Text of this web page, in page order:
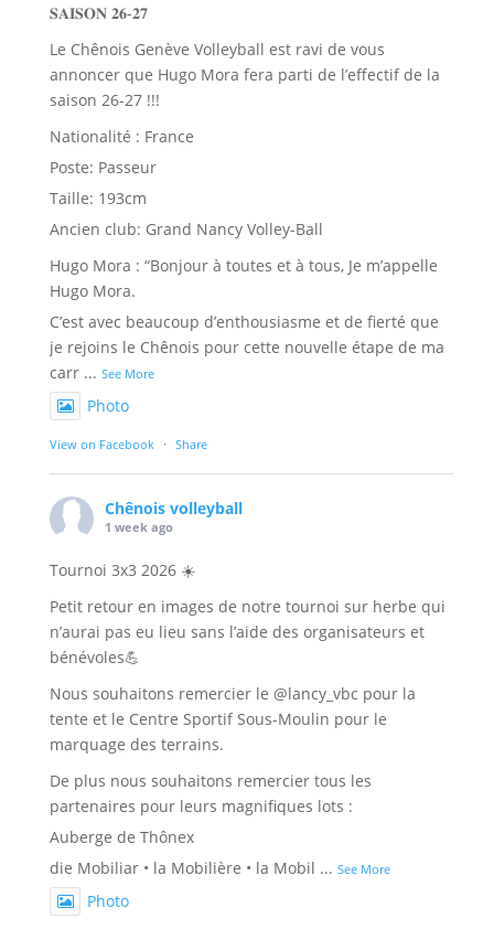
𝐒𝐀𝐈𝐒𝐎𝐍 𝟐𝟔-𝟐𝟕
Le Chênois Genève Volleyball est ravi de vous
annoncer que Hugo Mora fera parti de l’effectif de la
saison 26-27 !!!
Nationalité : France
Poste: Passeur
Taille: 193cm
Ancien club: Grand Nancy Volley-Ball
Hugo Mora : “Bonjour à toutes et à tous, Je m’appelle
Hugo Mora.
C’est avec beaucoup d’enthousiasme et de fierté que
je rejoins le Chênois pour cette nouvelle étape de ma
carr ... See More
Photo
View on Facebook · Share
Chênois volleyball
1 week ago
Tournoi 3x3 2026 ☀️
Petit retour en images de notre tournoi sur herbe qui
n’aurai pas eu lieu sans l’aide des organisateurs et
bénévoles💪
Nous souhaitons remercier le @lancy_vbc pour la
tente et le Centre Sportif Sous-Moulin pour le
marquage des terrains.
De plus nous souhaitons remercier tous les
partenaires pour leurs magnifiques lots :
Auberge de Thônex
die Mobiliar • la Mobilière • la Mobil ... See More
Photo